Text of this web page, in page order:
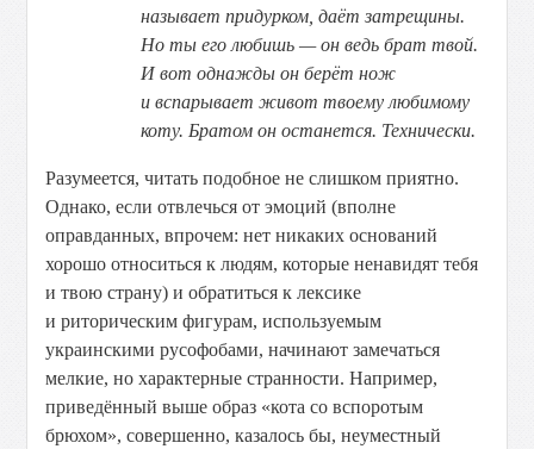
называет придурком, даёт затрещины.
Но ты его любишь — он ведь брат твой.
И вот однажды он берёт нож
и вспарывает живот твоему любимому
коту. Братом он останется. Технически.
Разумеется, читать подобное не слишком приятно.
Однако, если отвлечься от эмоций (вполне
оправданных, впрочем: нет никаких оснований
хорошо относиться к людям, которые ненавидят тебя
и твою страну) и обратиться к лексике
и риторическим фигурам, используемым
украинскими русофобами, начинают замечаться
мелкие, но характерные странности. Например,
приведённый выше образ «кота со вспоротым
брюхом», совершенно, казалось бы, неуместный